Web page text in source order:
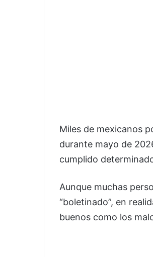
Miles de mexicanos
durante mayo de
cumplido
Aunque muchas
“boletinado”, en
buenos como los